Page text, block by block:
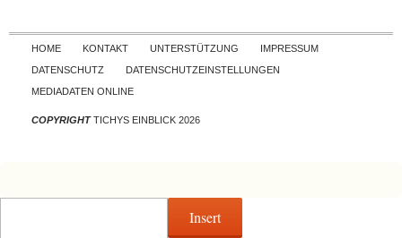
Skip to content
HOME KONTAKT UNTERSTÜTZUNG
IMPRESSUM
DATENSCHUTZ
DATENSCHUTZEINSTELLUNGEN
MEDIADATEN ONLINE
COPYRIGHTTICHYS EINBLICK 2026
Insert